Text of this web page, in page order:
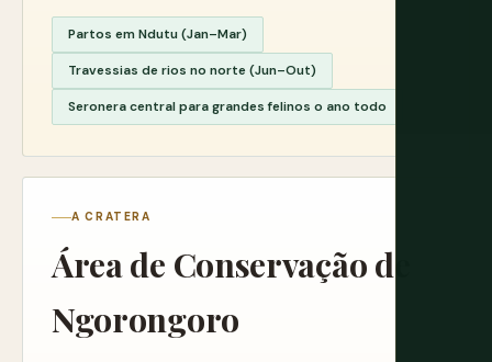
Partos em Ndutu (Jan–Mar)
Travessias de rios no norte (Jun–Out)
Seronera central para grandes felinos o ano todo
A CRATERA
Área de Conservação de
Ngorongoro